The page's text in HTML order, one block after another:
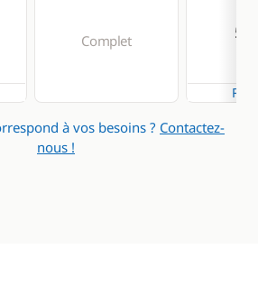
Complet 5
à vos besoins ? Contactez-
nous !